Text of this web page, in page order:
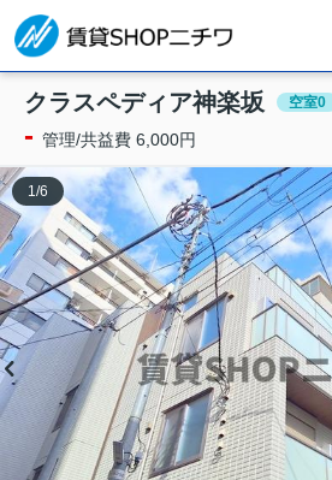
クラスペディア神楽坂 空室0
- 管理/共益費 6,000円
1 /6